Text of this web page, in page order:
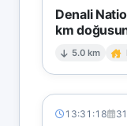
Denali
km
5.0 km
13:31:18